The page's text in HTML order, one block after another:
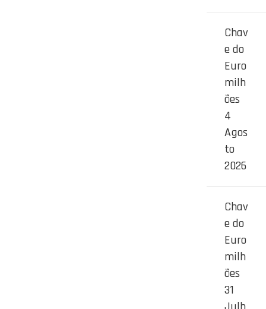
Chav
e do
Euro
milh
ões
4
Agos
to
2026
Chav
e do
Euro
milh
ões
31